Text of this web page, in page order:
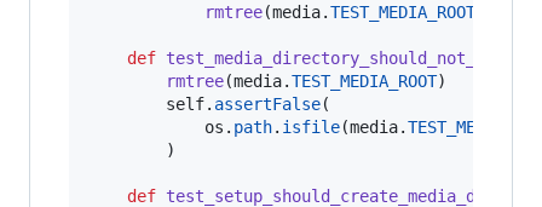
rmtree(media.TEST_MEDIA_ROOT
def
rmtree(media.TEST_MEDIA_ROOT)
self. assertFalse(
os . path. isfile(media.
        )
def